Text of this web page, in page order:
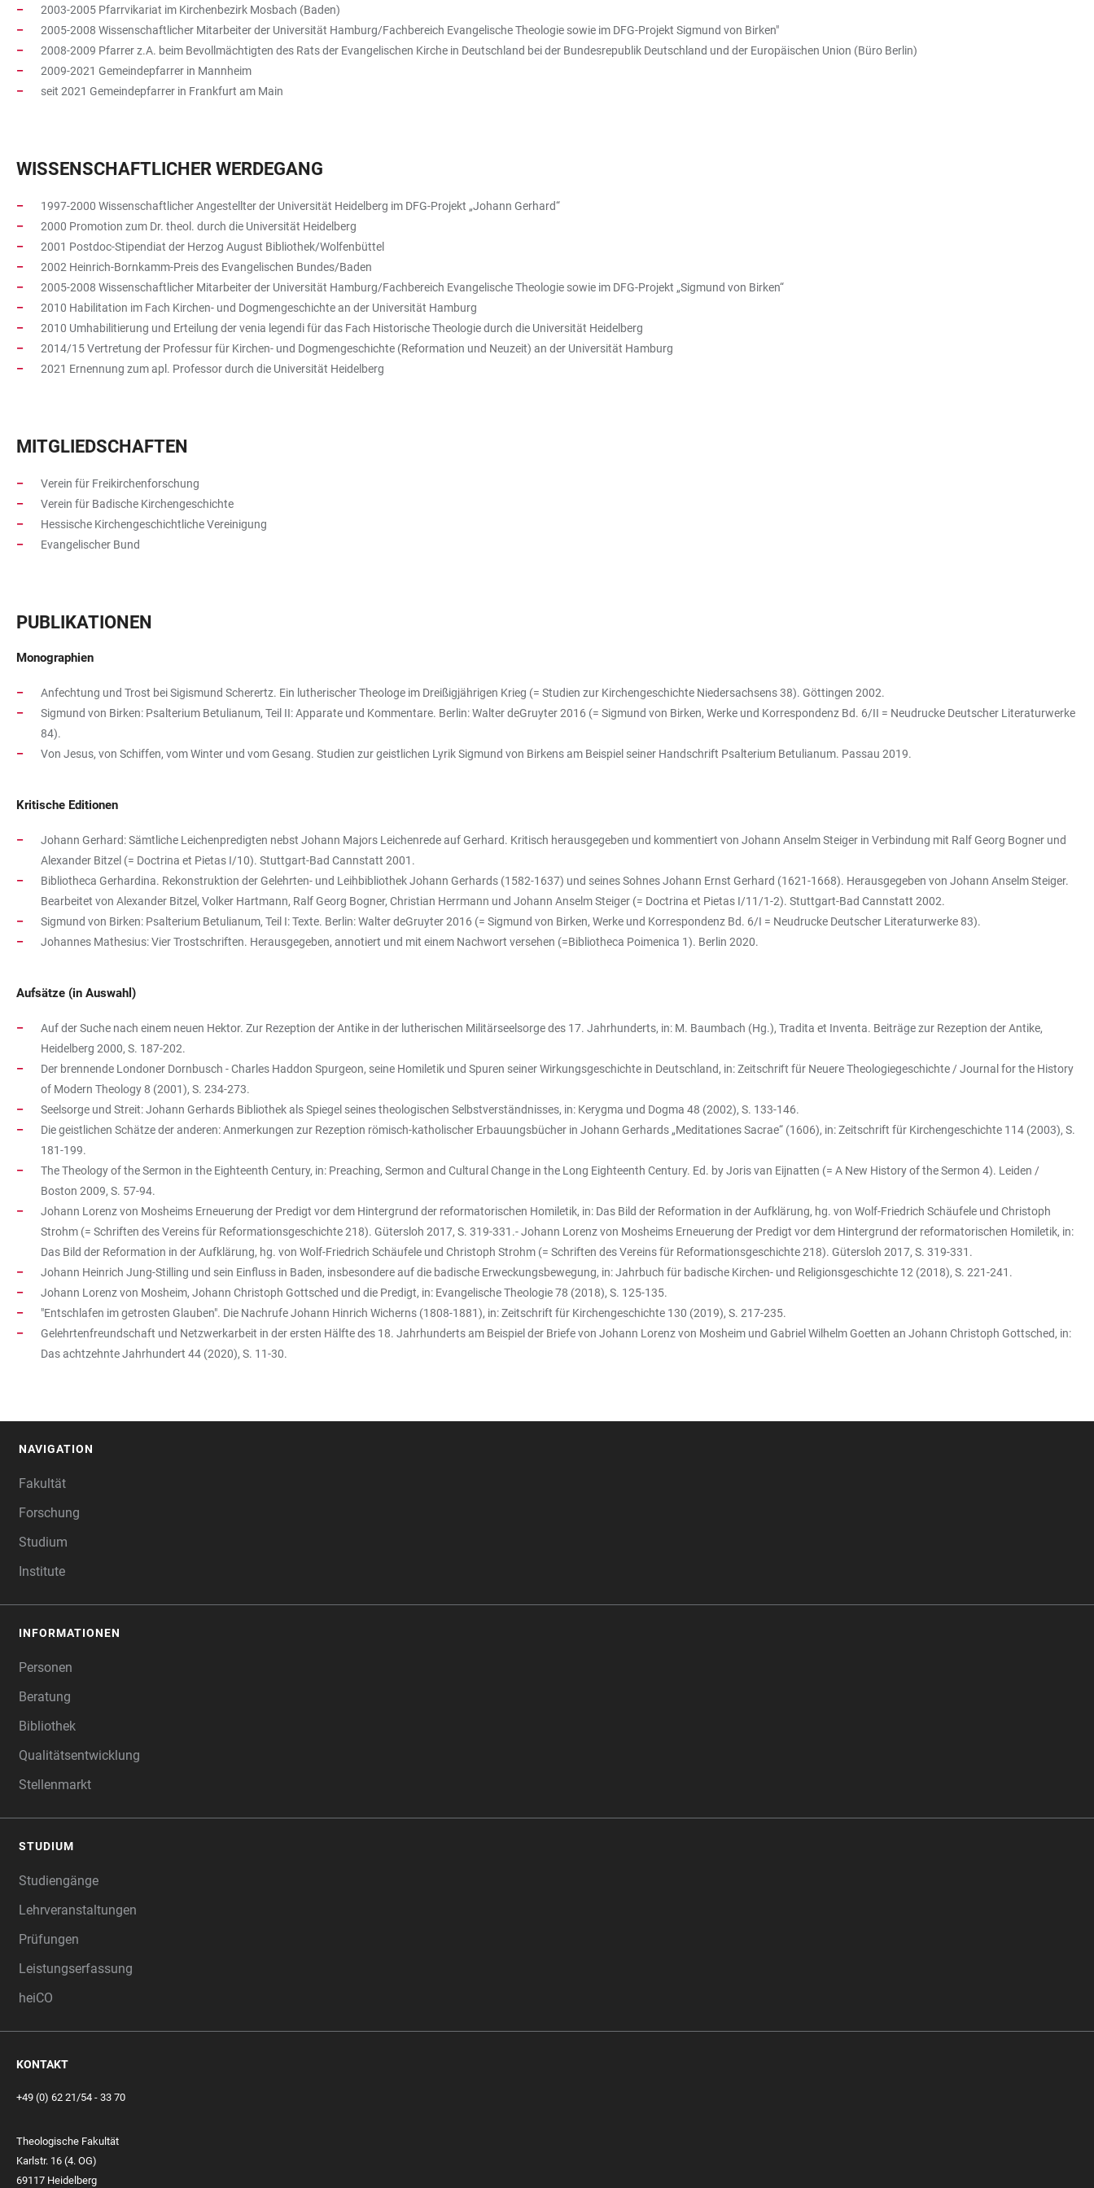
2003-2005 Pfarrvikariat im Kirchenbezirk Mosbach (Baden)
2005-2008 Wissenschaftlicher Mitarbeiter der Universität Hamburg/Fachbereich Evangelische Theologie sowie im DFG-Projekt Sigmund von Birken"
2008-2009 Pfarrer z.A. beim Bevollmächtigten des Rats der Evangelischen Kirche in Deutschland bei der Bundesrepublik Deutschland und der Europäischen Union (Büro Berlin)
2009-2021 Gemeindepfarrer in Mannheim
seit 2021 Gemeindepfarrer in Frankfurt am Main
WISSENSCHAFTLICHER WERDEGANG
1997-2000 Wissenschaftlicher Angestellter der Universität Heidelberg im DFG-Projekt „Johann Gerhard“
2000 Promotion zum Dr. theol. durch die Universität Heidelberg
2001 Postdoc-Stipendiat der Herzog August Bibliothek/Wolfenbüttel
2002 Heinrich-Bornkamm-Preis des Evangelischen Bundes/Baden
2005-2008 Wissenschaftlicher Mitarbeiter der Universität Hamburg/Fachbereich Evangelische Theologie sowie im DFG-Projekt „Sigmund von Birken“
2010 Habilitation im Fach Kirchen- und Dogmengeschichte an der Universität Hamburg
2010 Umhabilitierung und Erteilung der venia legendi für das Fach Historische Theologie durch die Universität Heidelberg
2014/15 Vertretung der Professur für Kirchen- und Dogmengeschichte (Reformation und Neuzeit) an der Universität Hamburg
2021 Ernennung zum apl. Professor durch die Universität Heidelberg
MITGLIEDSCHAFTEN
Verein für Freikirchenforschung
Verein für Badische Kirchengeschichte
Hessische Kirchengeschichtliche Vereinigung
Evangelischer Bund
PUBLIKATIONEN
Monographien
Anfechtung und Trost bei Sigismund Scherertz. Ein lutherischer Theologe im Dreißigjährigen Krieg (= Studien zur Kirchengeschichte Niedersachsens 38). Göttingen 2002.
Sigmund von Birken: Psalterium Betulianum, Teil II: Apparate und Kommentare. Berlin: Walter deGruyter 2016 (= Sigmund von Birken, Werke und Korrespondenz Bd. 6/II = Neudrucke Deutscher Literaturwerke
84).
Von Jesus, von Schiffen, vom Winter und vom Gesang. Studien zur geistlichen Lyrik Sigmund von Birkens am Beispiel seiner Handschrift Psalterium Betulianum. Passau 2019.
Kritische Editionen
Johann Gerhard: Sämtliche Leichenpredigten nebst Johann Majors Leichenrede auf Gerhard. Kritisch herausgegeben und kommentiert von Johann Anselm Steiger in Verbindung mit Ralf Georg Bogner und
Alexander Bitzel (= Doctrina et Pietas I/10). Stuttgart-Bad Cannstatt 2001.
Bibliotheca Gerhardina. Rekonstruktion der Gelehrten- und Leihbibliothek Johann Gerhards (1582-1637) und seines Sohnes Johann Ernst Gerhard (1621-1668). Herausgegeben von Johann Anselm Steiger.
Bearbeitet von Alexander Bitzel, Volker Hartmann, Ralf Georg Bogner, Christian Herrmann und Johann Anselm Steiger (= Doctrina et Pietas I/11/1-2). Stuttgart-Bad Cannstatt 2002.
Sigmund von Birken: Psalterium Betulianum, Teil I: Texte. Berlin: Walter deGruyter 2016 (= Sigmund von Birken, Werke und Korrespondenz Bd. 6/I = Neudrucke Deutscher Literaturwerke 83).
Johannes Mathesius: Vier Trostschriften. Herausgegeben, annotiert und mit einem Nachwort versehen (=Bibliotheca Poimenica 1). Berlin 2020.
Aufsätze (in Auswahl)
Auf der Suche nach einem neuen Hektor. Zur Rezeption der Antike in der lutherischen Militärseelsorge des 17. Jahrhunderts, in: M. Baumbach (Hg.), Tradita et Inventa. Beiträge zur Rezeption der Antike,
Heidelberg 2000, S. 187-202.
Der brennende Londoner Dornbusch - Charles Haddon Spurgeon, seine Homiletik und Spuren seiner Wirkungsgeschichte in Deutschland, in: Zeitschrift für Neuere Theologiegeschichte / Journal for the History
of Modern Theology 8 (2001), S. 234-273.
Seelsorge und Streit: Johann Gerhards Bibliothek als Spiegel seines theologischen Selbstverständnisses, in: Kerygma und Dogma 48 (2002), S. 133-146.
Die geistlichen Schätze der anderen: Anmerkungen zur Rezeption römisch-katholischer Erbauungsbücher in Johann Gerhards „Meditationes Sacrae“ (1606), in: Zeitschrift für Kirchengeschichte 114 (2003), S.
181-199.
The Theology of the Sermon in the Eighteenth Century, in: Preaching, Sermon and Cultural Change in the Long Eighteenth Century. Ed. by Joris van Eijnatten (= A New History of the Sermon 4). Leiden /
Boston 2009, S. 57-94.
Johann Lorenz von Mosheims Erneuerung der Predigt vor dem Hintergrund der reformatorischen Homiletik, in: Das Bild der Reformation in der Aufklärung, hg. von Wolf-Friedrich Schäufele und Christoph
Strohm (= Schriften des Vereins für Reformationsgeschichte 218). Gütersloh 2017, S. 319-331.- Johann Lorenz von Mosheims Erneuerung der Predigt vor dem Hintergrund der reformatorischen Homiletik, in:
Das Bild der Reformation in der Aufklärung, hg. von Wolf-Friedrich Schäufele und Christoph Strohm (= Schriften des Vereins für Reformationsgeschichte 218). Gütersloh 2017, S. 319-331.
Johann Heinrich Jung-Stilling und sein Einfluss in Baden, insbesondere auf die badische Erweckungsbewegung, in: Jahrbuch für badische Kirchen- und Religionsgeschichte 12 (2018), S. 221-241.
Johann Lorenz von Mosheim, Johann Christoph Gottsched und die Predigt, in: Evangelische Theologie 78 (2018), S. 125-135.
"Entschlafen im getrosten Glauben". Die Nachrufe Johann Hinrich Wicherns (1808-1881), in: Zeitschrift für Kirchengeschichte 130 (2019), S. 217-235.
Gelehrtenfreundschaft und Netzwerkarbeit in der ersten Hälfte des 18. Jahrhunderts am Beispiel der Briefe von Johann Lorenz von Mosheim und Gabriel Wilhelm Goetten an Johann Christoph Gottsched, in:
Das achtzehnte Jahrhundert 44 (2020), S. 11-30.
NAVIGATION
Fakultät
Forschung
Studium
Institute
INFORMATIONEN
Personen
Beratung
Bibliothek
Qualitätsentwicklung
Stellenmarkt
STUDIUM
Studiengänge
Lehrveranstaltungen
Prüfungen
Leistungserfassung
heiCO
KONTAKT
+49 (0) 62 21/54 - 33 70
Theologische Fakultät
Karlstr. 16 (4. OG)
69117 Heidelberg